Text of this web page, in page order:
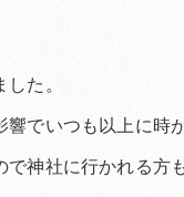
た。
でいつも以上に時
で神社に行かれる方